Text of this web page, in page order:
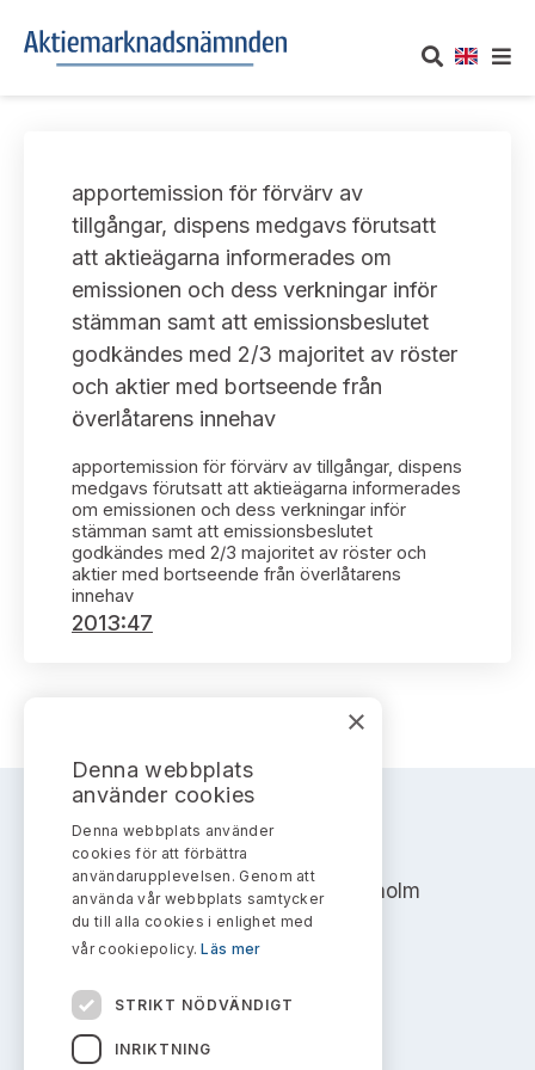
Om oss
Vårt uppdrag
Informationsgivning
Arbetssätt och jävsfrågor
Arbetsordning
Ledamöter
Huvudmän
UTTALANDEN
Om nämndens uttalanden
Framställningar och konsultation
Uttalanden sorterade efter publiceringsdatum
Samtliga uttalanden sorterade årsvis
Uttalanden sorterade ämnesvis
Sök uttalanden
Avgifter
TAKEOVER-REGLER
Takeover-regler för reglerade marknader och vissa
handelsplattformar
AKTUELLT
Nyheter och pressmeddelanden
Prenumerera
Bildarkiv
KONTAKT
Kontakt angående ansökningar och uttalanden
Kontakt administrativa ärenden
apportemission för förvärv av
tillgångar, dispens medgavs förutsatt
att aktieägarna informerades om
emissionen och dess verkningar inför
stämman samt att emissionsbeslutet
godkändes med 2/3 majoritet av röster
och aktier med bortseende från
överlåtarens innehav
apportemission för förvärv av tillgångar, dispens
medgavs förutsatt att aktieägarna informerades
om emissionen och dess verkningar inför
stämman samt att emissionsbeslutet
godkändes med 2/3 majoritet av röster och
aktier med bortseende från överlåtarens
innehav
2013:47
AKTIEMARKNADSNÄMNDEN
Address: Box 7354, 103 90 Stockholm
info@aktiemarknadsnamnden.se
Om innehållet
×
Denna webbplats
använder cookies
Denna webbplats använder
cookies för att förbättra
användarupplevelsen. Genom att
använda vår webbplats samtycker
du till alla cookies i enlighet med
vår cookiepolicy.Läs mer
STRIKT NÖDVÄNDIGT
INRIKTNING